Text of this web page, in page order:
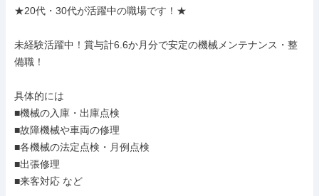
★20代・30代が活躍中の職場です！★
未経験活躍中！賞与計6.6か月分で安定の機械メンテナンス・整
備職！
具体的には
■機械の入庫・出庫点検
■故障機械や車両の修理
■各機械の法定点検・月例点検
■出張修理
■来客対応 など